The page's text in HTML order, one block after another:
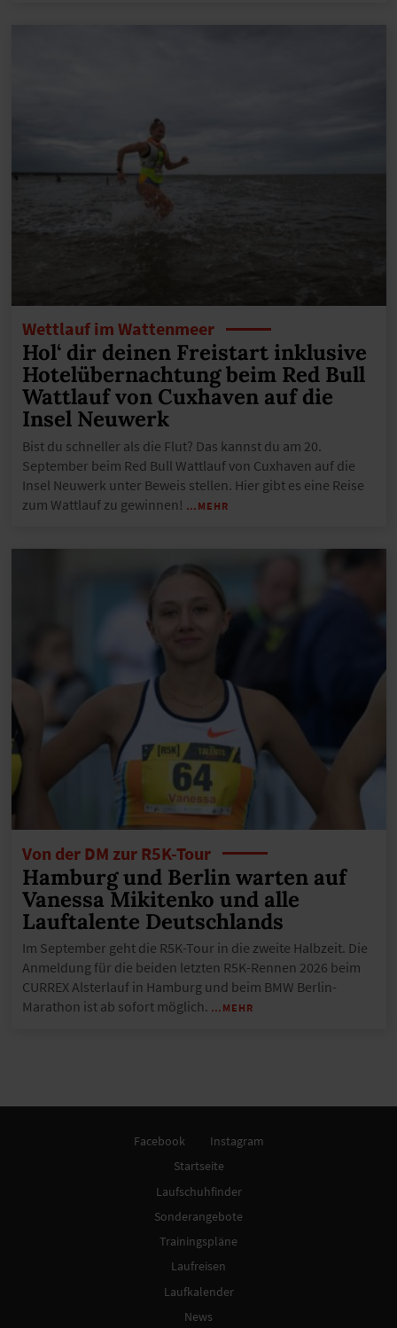
Wettlauf im Wattenmeer
Hol‘ dir deinen Freistart inklusive
Hotelübernachtung beim Red Bull
Wattlauf von Cuxhaven auf die
Insel Neuwerk
Bist du schneller als die Flut? Das kannst du am 20.
September beim Red Bull Wattlauf von Cuxhaven auf die
Insel Neuwerk unter Beweis stellen. Hier gibt es eine Reise
zum Wattlauf zu gewinnen! …MEHR
Von der DM zur R5K-Tour
Hamburg und Berlin warten auf
Vanessa Mikitenko und alle
Lauftalente Deutschlands
Im September geht die R5K-Tour in die zweite Halbzeit. Die
Anmeldung für die beiden letzten R5K-Rennen 2026 beim
CURREX Alsterlauf in Hamburg und beim BMW Berlin-
Marathon ist ab sofort möglich. …MEHR
Facebook
Instagram
Startseite
Laufschuhfinder
Sonderangebote
Trainingspläne
Laufreisen
Laufkalender
News